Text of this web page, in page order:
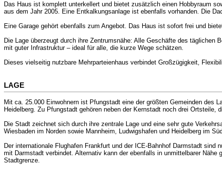
Das Haus ist komplett unterkellert und bietet zusätzlich einen Hobbyraum
aus dem Jahr 2005. Eine Entkalkungsanlage ist ebenfalls vorhanden. Die
Eine Garage gehört ebenfalls zum Angebot. Das Haus ist sofort frei und
Die Lage überzeugt durch ihre Zentrumsnähe: Alle Geschäfte des
mit guter Infrastruktur – ideal für alle, die kurze Wege schätzen.
Dieses vielseitig nutzbare Mehrparteienhaus verbindet Großzügigkeit,
LAGE
Mit ca. 25.000 Einwohnern ist Pfungstadt eine der größten Gemeinden des
Heidelberg. Zu Pfungstadt gehören neben der Kernstadt noch drei
Die Stadt zeichnet sich durch ihre zentrale Lage und eine sehr gute
Wiesbaden im Norden sowie Mannheim, Ludwigshafen und Heidelberg im
Der internationale Flughafen Frankfurt und der ICE-Bahnhof Darmstadt
mit Darmstadt verbindet. Alternativ kann der ebenfalls in unmittelbarer
Stadtgrenze.